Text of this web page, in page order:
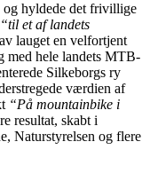
og hyldede det frivillige
“til et af landets
lauget en velfortjent
med hele landets MTB-
Silkeborgs ry
værdien af
“På mountainbike i
resultat, skabt i
Naturstyrelsen og flere